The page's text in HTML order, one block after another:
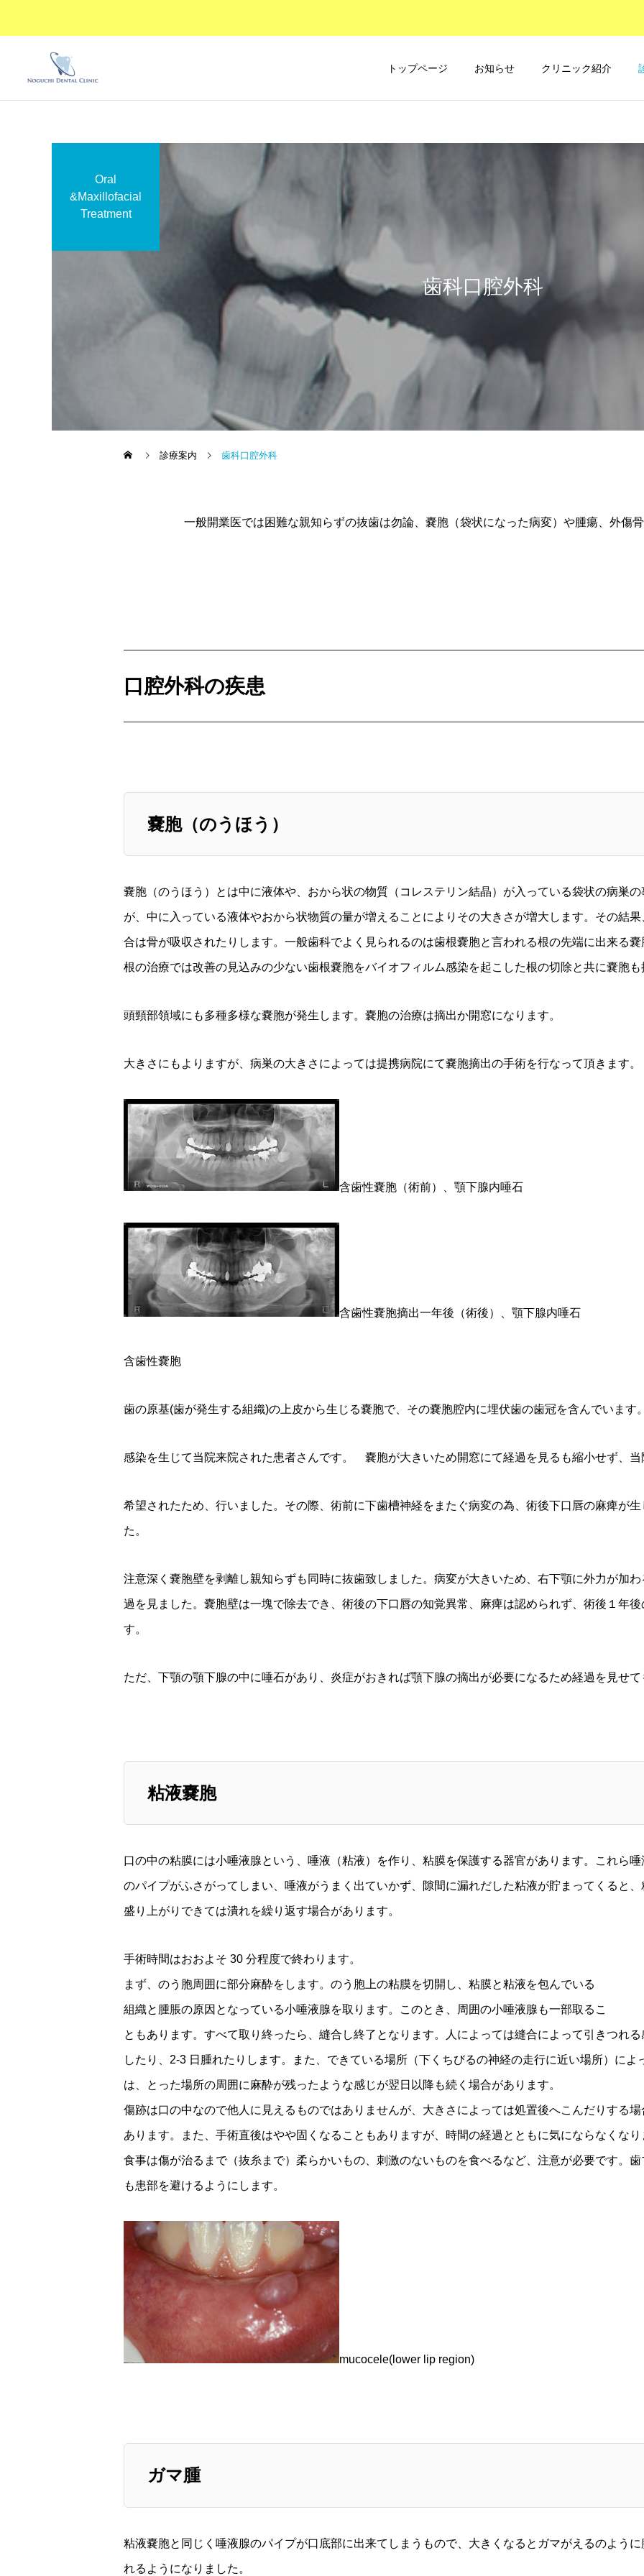
トップページ お知らせ クリニック紹介
める歯並び治療）
親知らずの抜歯
コロナ対策の為来院時、AI
55～74歳の方が健康につい
は、その原因・特徴・治療
法について
とは、その原因・特徴・治
療法について
歯科口腔外科
Oral
&Maxillofacial
Treatment
診療案内 歯科口腔外科
一般開業医では困難な親知らずの抜歯は勿論、嚢胞（袋状になった病変）や腫瘍、外傷
口腔外科の疾患
嚢胞（のうほう）
嚢胞（のうほう）とは中に液体や、おから状の物質（コレステリン結晶）が入っている袋状の病巣
が、中に入っている液体やおから状物質の量が増えることによりその大きさが増大します。その結
合は骨が吸収されたりします。一般歯科でよく見られるのは歯根嚢胞と言われる根の先端に出来る
根の治療では改善の見込みの少ない歯根嚢胞をバイオフィルム感染を起こした根の切除と共に嚢胞も
頭頸部領域にも多種多様な嚢胞が発生します。嚢胞の治療は摘出か開窓になります。
大きさにもよりますが、病巣の大きさによっては提携病院にて嚢胞摘出の手術を行なって頂きます。
含歯性嚢胞（術前）、顎下腺内唾石
含歯性嚢胞摘出一年後（術後）、顎下腺内唾石
含歯性嚢胞
歯の原基(歯が発生する組織)の上皮から生じる嚢胞で、その嚢胞腔内に埋伏歯の歯冠を含んでいます。
感染を生じて当院来院された患者さんです。 嚢胞が大きいため開窓にて経過を見るも縮小せず、当
希望されたため、行いました。その際、術前に下歯槽神経をまたぐ病変の為、術後下口唇の麻痺が
た。
注意深く嚢胞壁を剥離し親知らずも同時に抜歯致しました。病変が大きいため、右下顎に外力が加
過を見ました。嚢胞壁は一塊で除去でき、術後の下口唇の知覚異常、麻痺は認められず、術後１年
す。
ただ、下顎の顎下腺の中に唾石があり、炎症がおきれば顎下腺の摘出が必要になるため経過を見せて
粘液嚢胞
口の中の粘膜には小唾液腺という、唾液（粘液）を作り、粘膜を保護する器官があります。これら唾
のパイプがふさがってしまい、唾液がうまく出ていかず、隙間に漏れだした粘液が貯まってくると、
盛り上がりできては潰れを繰り返す場合があります。
手術時間はおおよそ 30 分程度で終わります。
まず、のう胞周囲に部分麻酔をします。のう胞上の粘膜を切開し、粘膜と粘液を包んでいる
組織と腫脹の原因となっている小唾液腺を取ります。このとき、周囲の小唾液腺も一部取るこ
ともあります。すべて取り終ったら、縫合し終了となります。人によっては縫合によって引きつれる
したり、2-3 日腫れたりします。また、できている場所（下くちびるの神経の走行に近い場所）によ
は、とった場所の周囲に麻酔が残ったような感じが翌日以降も続く場合があります。
傷跡は口の中なので他人に見えるものではありませんが、大きさによっては処置後へこんだりする場
あります。また、手術直後はやや固くなることもありますが、時間の経過とともに気にならなくなり
食事は傷が治るまで（抜糸まで）柔らかいもの、刺激のないものを食べるなど、注意が必要です。歯
も患部を避けるようにします。
mucocele(lower lip region)
ガマ腫
粘液嚢胞と同じく唾液腺のパイプが口底部に出来てしまうもので、大きくなるとガマがえるのよう
れるようになりました。